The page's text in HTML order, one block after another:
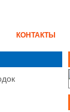
КОНТАКТЫ